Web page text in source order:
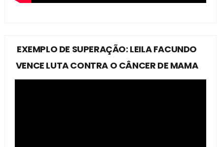
EXEMPLO DE SUPERAÇÃO: LEILA FACUNDO
VENCE LUTA CONTRA O CÂNCER DE MAMA